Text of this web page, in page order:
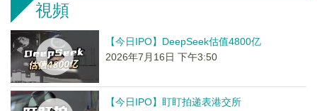
視頻
【今日IPO】DeepSeek估值4800亿
2026年7月16日 下午3:50
【今日IPO】盯盯拍递表港交所